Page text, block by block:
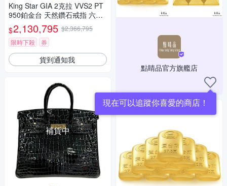
King Star GIA 2克拉 VVS2 PT
950鉑金台 天然鑽石戒指 六爪
鑽戒
$2,130,795 $2,366,795
限時下殺
券
貨到通知我
補貨中
點睛品官方旗艦店
現在可以追蹤你喜愛的商店！